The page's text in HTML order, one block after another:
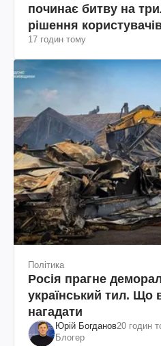
починає битву на
рішення
17 годин тому
Політика
Росія прагне
український тил. Що
нагадати
Юрій Богданов20 годин
Блогер